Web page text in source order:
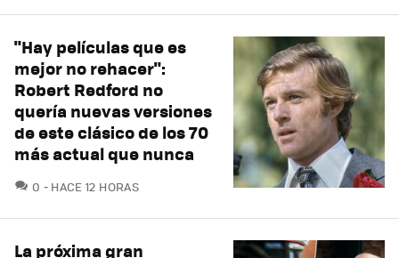
"Hay películas que es
mejor no rehacer":
Robert Redford no
quería nuevas versiones
de este clásico de los 70
más actual que nunca
0 COMENTARIOS
HACE 12 HORAS
La próxima gran